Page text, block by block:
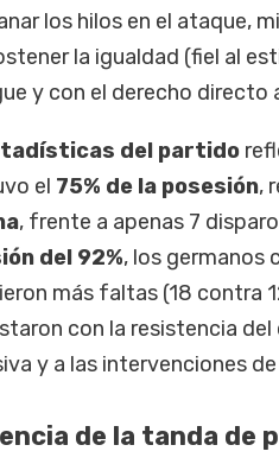
los hilos en el ataque,
la igualdad (fiel al
y con el derecho directo
del partido
el 75% de la posesión,
, frente a apenas 7
del 92%, los germanos
más faltas (18 contra
con la resistencia
y a las intervenciones
de la tanda de